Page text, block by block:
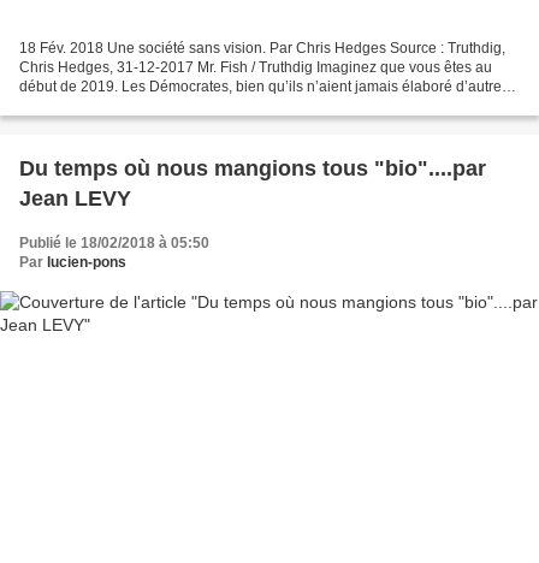
18 Fév. 2018 Une société sans vision. Par Chris Hedges Source : Truthdig,
Chris Hedges, 31-12-2017 Mr. Fish / Truthdig Imaginez que vous êtes au
début de 2019. Les Démocrates, bien qu’ils n’aient jamais élaboré d’autre
Du temps où nous mangions tous "bio"....par
Jean LEVY
Publié le 18/02/2018 à 05:50
Par lucien-pons